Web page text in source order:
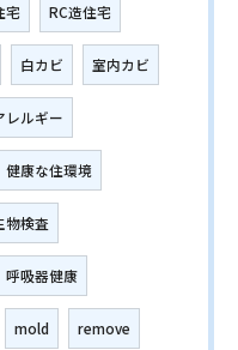
宅 RC造住宅
白カビ 室内カビ
レルギー
健康な住環境
物検査
呼吸器健康
mold remove